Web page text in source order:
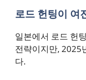
로드 헌팅이 여
일본에서 로드 헌
전략이지만, 2025
다.